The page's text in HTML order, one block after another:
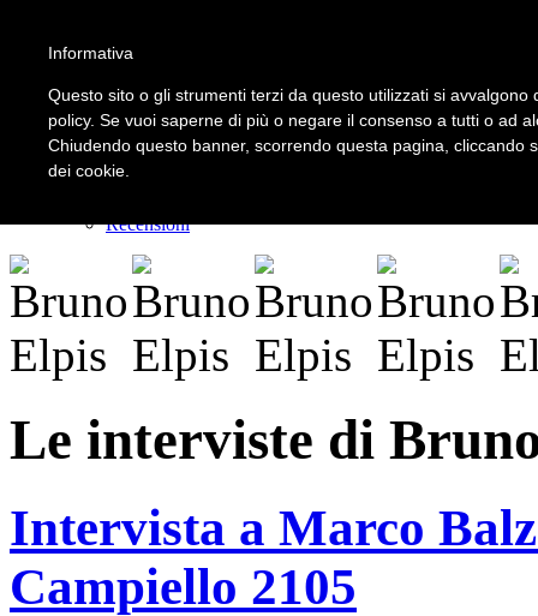
LOGIN | REGISTER
Home
Il carnevale dei delitti
Recensioni
Le interviste di
Intervista a Marco
Campiello 2105
Informativa
Questo sito o gli strumenti terzi da questo utilizzati si
policy. Se vuoi saperne di più o negare il consenso a tutti o ad
Chiudendo questo banner, scorrendo questa pagina, cliccando
dei cookie.